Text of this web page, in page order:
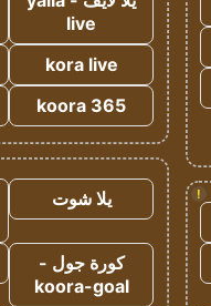
!
live
kora live
koora 365
يلا شوت
كورة جول -
koora-goal